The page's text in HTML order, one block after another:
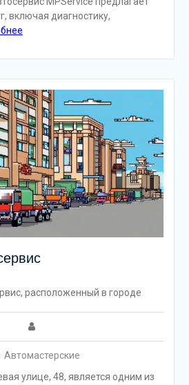
включая диагностику,
Автомастерские
расположенный в городе
улице, 48, является одним из